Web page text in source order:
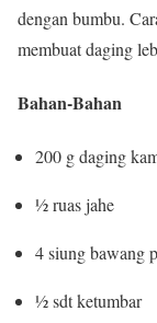
dengan bumbu.
membuat daging
Bahan-Bahan
200 g daging
½ ruas jahe
4 siung bawang
½ sdt ketumbar